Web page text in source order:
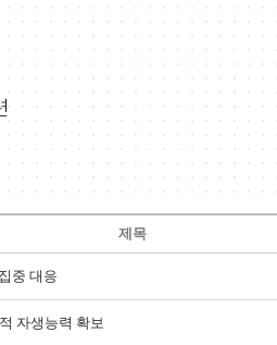
제목
중 대응
자생능력 확보